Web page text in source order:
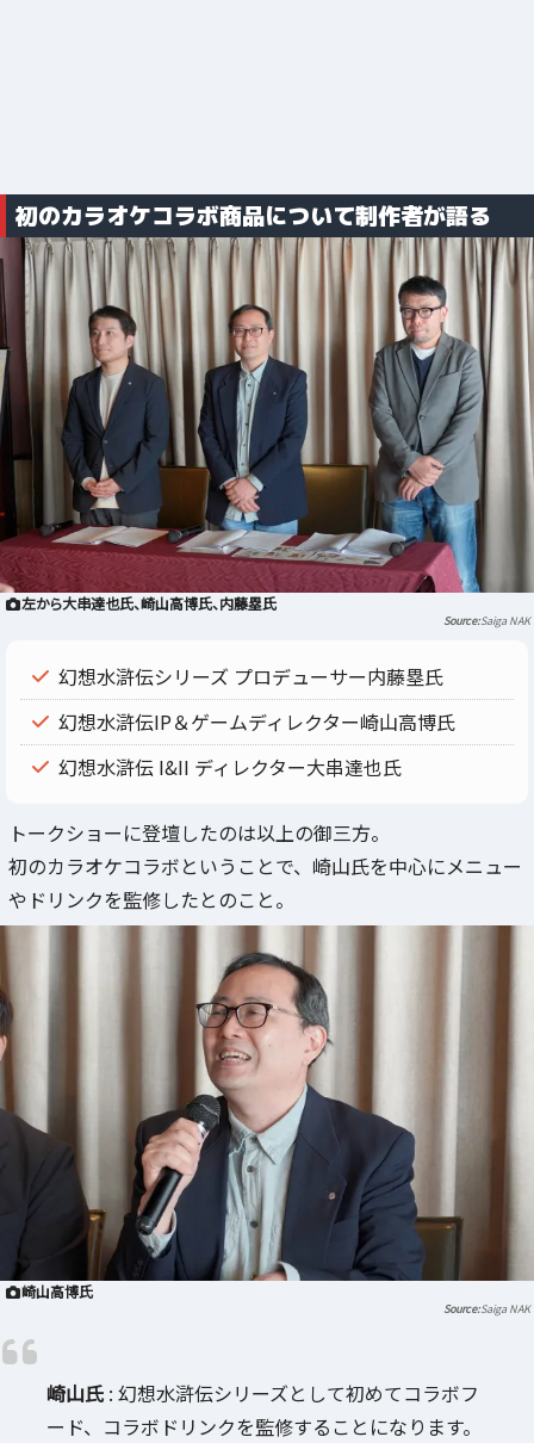
初のカラオケコラボ商品について制作者が語る
左から大串達也氏、崎山高博氏、内藤塁氏
Saiga NAK
幻想水滸伝シリーズ プロデューサー内藤塁氏
幻想水滸伝IP＆ゲームディレクター崎山高博氏
幻想水滸伝 I&II ディレクター大串達也氏
トークショーに登壇したのは以上の御三方。
初のカラオケコラボということで、崎山氏を中心にメニュー
やドリンクを監修したとのこと。
崎山高博氏
Saiga NAK
崎山氏 : 幻想水滸伝シリーズとして初めてコラボフ
ード、コラボドリンクを監修することになります。